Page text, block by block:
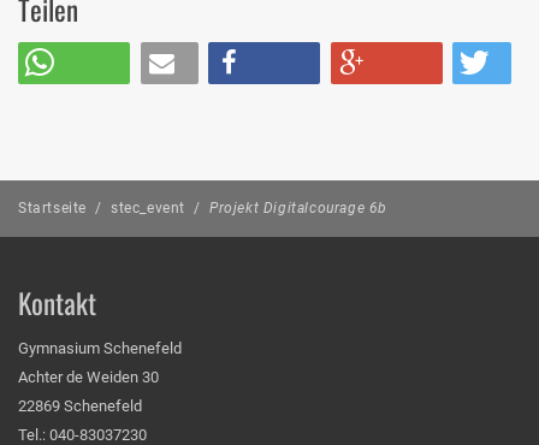
Teilen
Startseite / stec_event / Projekt Digitalcourage 6b
Kontakt
Gymnasium Schenefeld
Achter de Weiden 30
22869 Schenefeld
Tel.: 040-83037230